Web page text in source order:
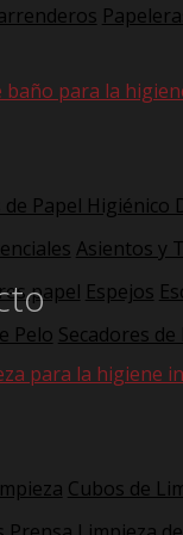
baño para la
Papel Higiénico
Asientos y
papel Espejos
Pelo Secadores
para la higiene
Cubos de
Las
se
pueden
la
página
de
producto